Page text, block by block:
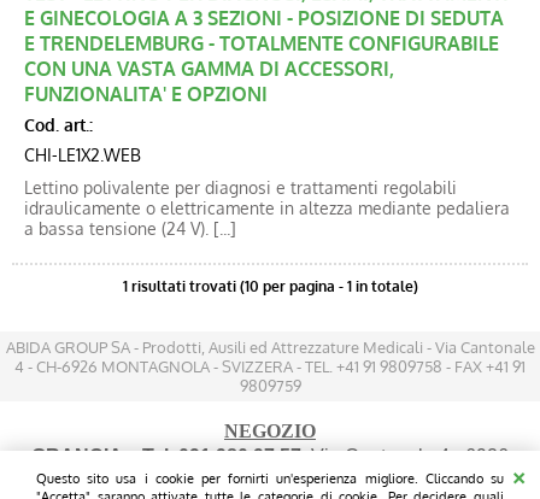
Questo sito usa i cookie per fornirti un'esperienza migliore. Cliccando su
Catalogo new
E GINECOLOGIA A 3 SEZIONI - POSIZIONE DI SEDUTA
E TRENDELEMBURG - TOTALMENTE CONFIGURABILE
CON UNA VASTA GAMMA DI ACCESSORI,
FUNZIONALITA' E OPZIONI
Cod. art.:
CHI-LE1X2.WEB
Lettino polivalente per diagnosi e trattamenti regolabili
idraulicamente o elettricamente in altezza mediante pedaliera
a bassa tensione (24 V). [...]
1 risultati trovati (10 per pagina - 1 in totale)
ABIDA GROUP SA - Prodotti, Ausili ed Attrezzature Medicali - Via Cantonale
4 - CH-6926 MONTAGNOLA - SVIZZERA - TEL. +41 91 9809758 - FAX +41 91
9809759
NEGOZIO
GRANCIA - Tel. 091 980 97 57: Via Cantonale 4 - 6926
MONTAGNOLA - (200 mt prima dell'IKEA sul lato destro